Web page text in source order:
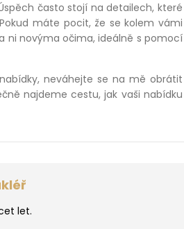
často stojí na detailech, které
máte pocit, že se kolem vámi
ni novýma očima, ideálně s pomocí
neváhejte se na mě obrátit
najdeme cestu, jak vaši nabídku
let.